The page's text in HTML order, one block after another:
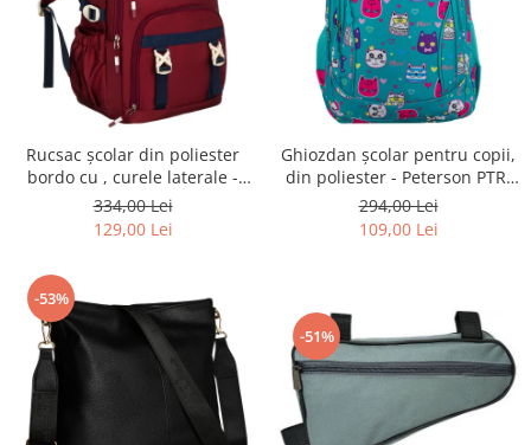
Rucsac școlar din poliester
bordo cu , curele laterale -
Peterson PTR-PTN 8594-1402
BORDO
334,00 Lei
129,00 Lei
Ghiozdan școlar pentru copii,
din poliester - Peterson PTR-
PTN BIEDRONKA G28
294,00 Lei
109,00 Lei
-53%
-51%